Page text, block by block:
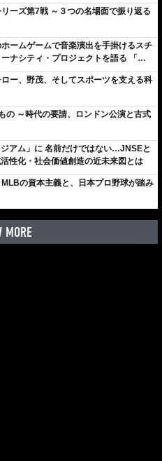
ーズ第7戦 ～３つの名場面で振り返る
ームゲームで音楽演出を手掛けるスチ
ナシティ・プロジェクトを語る 「楽
は、ずっと成長曲線だから」
ー、野茂、そしてスポーツを支える科
の ～時代の要請、ロンドン公演と古式
アム」に 名前だけではない…JNSEと
性化・社会価値創造の近未来図とは
MLBの資本主義と、日本プロ野球が踏み
MORE